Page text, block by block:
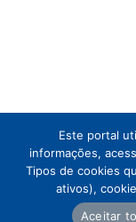
Este portal
informações,
Tipos de cookies
ativos),
Aceitar